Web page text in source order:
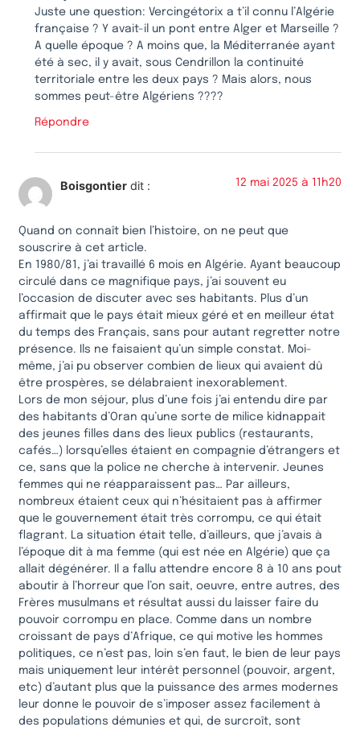
Juste une question: Vercingétorix a t’il connu l’Algérie
française ? Y avait-il un pont entre Alger et Marseille ?
A quelle époque ? A moins que, la Méditerranée ayant
été à sec, il y avait, sous Cendrillon la continuité
territoriale entre les deux pays ? Mais alors, nous
sommes peut-être Algériens ????
Répondre
Boisgontier dit : 12 mai 2025 à 11h20
Quand on connaît bien l’histoire, on ne peut que
souscrire à cet article.
En 1980/81, j’ai travaillé 6 mois en Algérie. Ayant beaucoup
circulé dans ce magnifique pays, j’ai souvent eu
l’occasion de discuter avec ses habitants. Plus d’un
affirmait que le pays était mieux géré et en meilleur état
du temps des Français, sans pour autant regretter notre
présence. Ils ne faisaient qu’un simple constat. Moi-
même, j’ai pu observer combien de lieux qui avaient dû
être prospères, se délabraient inexorablement.
Lors de mon séjour, plus d’une fois j’ai entendu dire par
des habitants d’Oran qu’une sorte de milice kidnappait
des jeunes filles dans des lieux publics (restaurants,
cafés…) lorsqu’elles étaient en compagnie d’étrangers et
ce, sans que la police ne cherche à intervenir. Jeunes
femmes qui ne réapparaissent pas… Par ailleurs,
nombreux étaient ceux qui n’hésitaient pas à affirmer
que le gouvernement était très corrompu, ce qui était
flagrant. La situation était telle, d’ailleurs, que j’avais à
l’époque dit à ma femme (qui est née en Algérie) que ça
allait dégénérer. Il a fallu attendre encore 8 à 10 ans pout
aboutir à l’horreur que l’on sait, oeuvre, entre autres, des
Frères musulmans et résultat aussi du laisser faire du
pouvoir corrompu en place. Comme dans un nombre
croissant de pays d’Afrique, ce qui motive les hommes
politiques, ce n’est pas, loin s’en faut, le bien de leur pays
mais uniquement leur intérêt personnel (pouvoir, argent,
etc) d’autant plus que la puissance des armes modernes
leur donne le pouvoir de s’imposer assez facilement à
des populations démunies et qui, de surcroît, sont